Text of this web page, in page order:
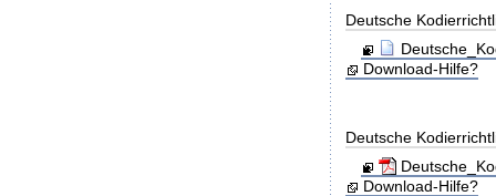
Deutsche
Download-Hilfe?
Deutsche
Download-Hilfe?